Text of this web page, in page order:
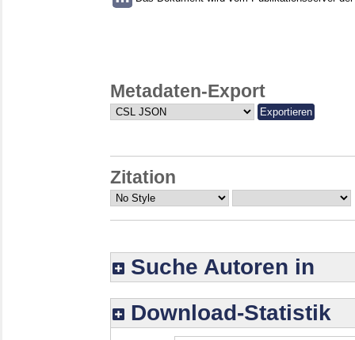
Metadaten-Export
Zitation
Suche Autoren in
Download-Statistik